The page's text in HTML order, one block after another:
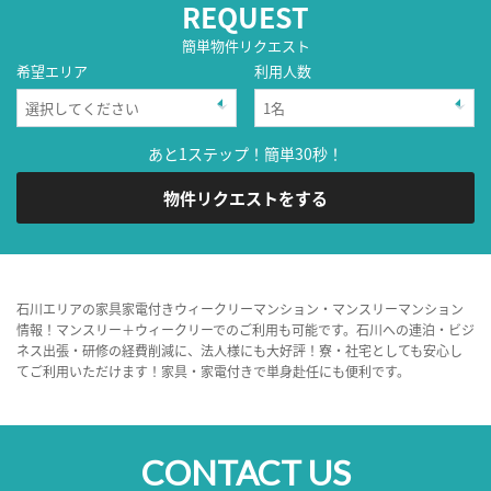
REQUEST
簡単物件リクエスト
希望エリア
利用人数
あと1ステップ！簡単30秒！
物件リクエストをする
石川エリアの家具家電付きウィークリーマンション・マンスリーマンション
情報！マンスリー＋ウィークリーでのご利用も可能です。石川への連泊・ビジ
ネス出張・研修の経費削減に、法人様にも大好評！寮・社宅としても安心し
てご利用いただけます！家具・家電付きで単身赴任にも便利です。
CONTACT US